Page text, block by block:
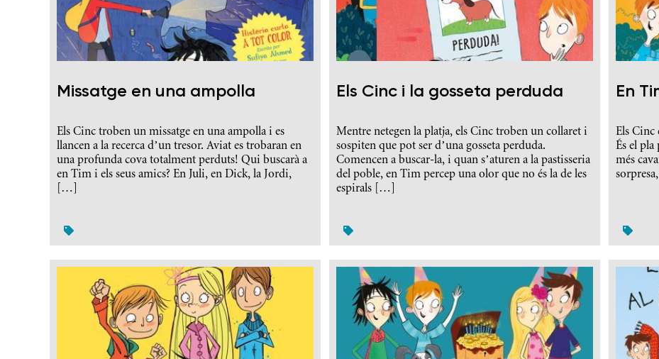
Missatge en una ampolla
Els Cinc troben un missatge en una ampolla i es
llancen a la recerca d’un tresor. Aviat es trobaran en
una profunda cova totalment perduts! Qui buscarà a
en Tim i els seus amics? En Juli, en Dick, la Jordi,
[…]
Els Cinc i la gosseta perduda
Mentre netegen la platja, els Cinc troben un collaret i
sospiten que pot ser d’una gosseta perduda.
Comencen a buscar-la, i quan s’aturen a la pastisseria
del poble, en Tim percep una olor que no és la de les
espirals […]
En
Els Cinc
És el pla
més